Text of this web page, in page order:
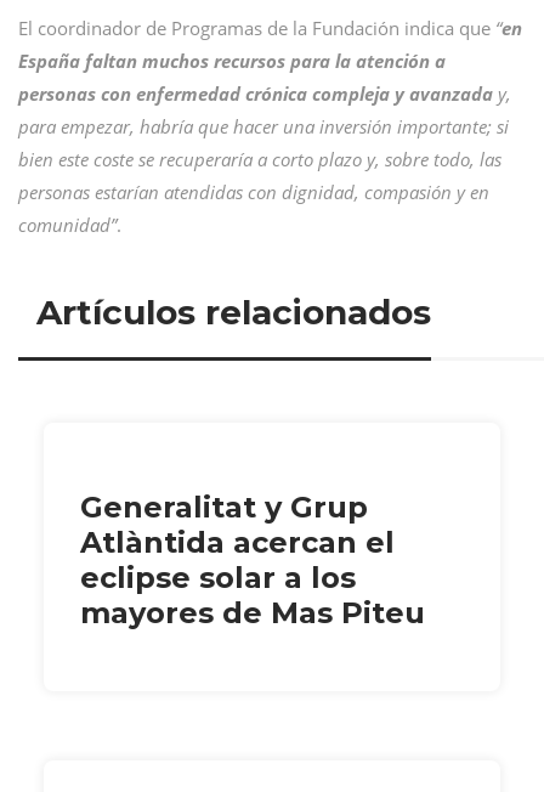
El coordinador de Programas de la Fundación indica que “en
España faltan muchos recursos para la atención a
personas con enfermedad crónica compleja y avanzada y,
para empezar, habría que hacer una inversión importante; si
bien este coste se recuperaría a corto plazo y, sobre todo, las
personas estarían atendidas con dignidad, compasión y en
comunidad”.
Artículos relacionados
Generalitat y Grup
Atlàntida acercan el
eclipse solar a los
mayores de Mas Piteu